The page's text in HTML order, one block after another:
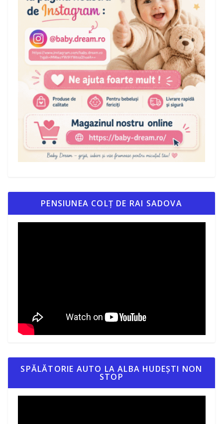
PENSIUNEA COLȚ DE RAI SADOVA
SPĂLĂTORIE AUTO LA ALBA HUDEȘTI NON
STOP